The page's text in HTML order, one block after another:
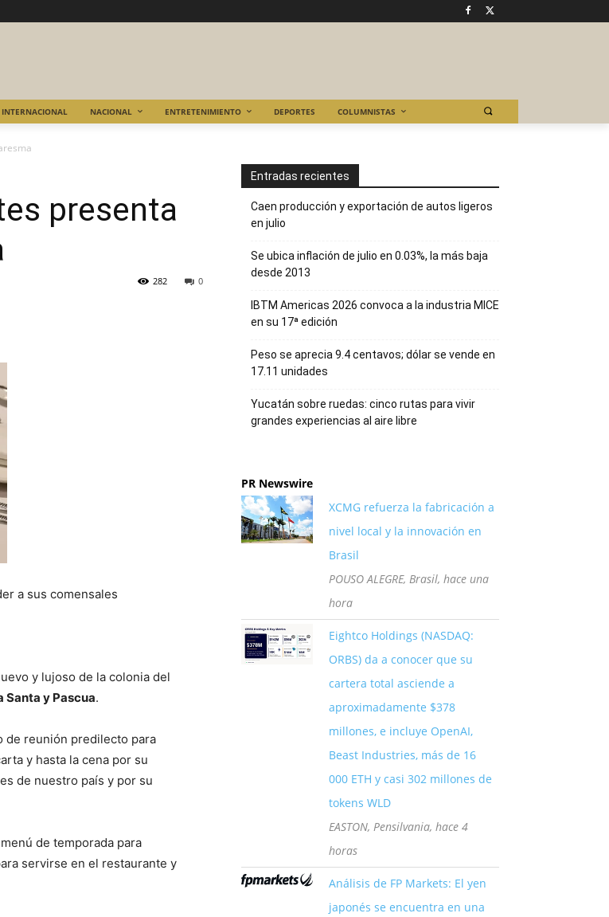
INTERNACIONAL NACIONAL ENTRETENIMIENTO DEPORTES COLUMNISTAS
presenta
0
282
a sus comensales
y lujoso de la colonia del
Santa y Pascua.
de reunión predilecto para
y hasta la cena por su
de nuestro país y por su
de temporada para
servirse en el restaurante y
Entradas recientes
Caen producción y exportación de autos ligeros
en julio
Se ubica inflación de julio en 0.03%, la más baja
desde 2013
IBTM Americas 2026 convoca a la industria MICE
en su 17ª edición
Peso se aprecia 9.4 centavos; dólar se vende en
17.11 unidades
Yucatán sobre ruedas: cinco rutas para vivir
grandes experiencias al aire libre
PR Newswire
XCMG refuerza la fabricación a
nivel local y la innovación en
Brasil
POUSO ALEGRE, Brasil, hace una
hora
Eightco Holdings (NASDAQ:
ORBS) da a conocer que su
cartera total asciende a
aproximadamente $378
millones, e incluye OpenAI,
Beast Industries, más de 16
000 ETH y casi 302 millones de
tokens WLD
EASTON, Pensilvania, hace 4
horas
Análisis de FP Markets: El yen
japonés se encuentra en una